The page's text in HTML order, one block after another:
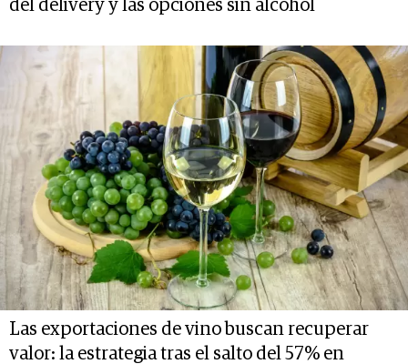
del delivery y las opciones sin alcohol
Las exportaciones de vino buscan recuperar
valor: la estrategia tras el salto del 57% en